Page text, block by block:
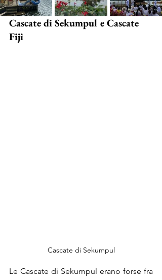
Cascate di Sekumpul e Cascate
Fiji
Cascate di Sekumpul
Le Cascate di Sekumpul erano forse fra